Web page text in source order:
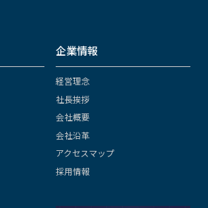
企業情報
経営理念
社長挨拶
会社概要
会社沿革
アクセスマップ
採用情報